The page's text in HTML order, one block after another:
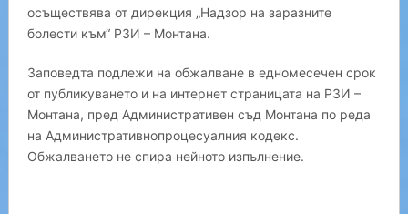
осъществява от дирекция „Надзор на заразните
болести към“ РЗИ – Монтана.
Заповедта подлежи на обжалване в едномесечен срок
от публикуването и на интернет страницата на РЗИ –
Монтана, пред Административен съд Монтана по реда
на Административнопроцесуалния кодекс.
Обжалването не спира нейното изпълнение.